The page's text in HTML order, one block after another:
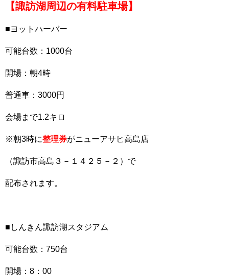
【諏訪湖周辺の有料駐車場】
■ヨットハーバー
可能台数：1000台
開場：朝4時
普通車：3000円
会場まで1.2キロ
※朝3時に整理券がニューアサヒ高島店
（諏訪市高島３－１４２５－２）で
配布されます。
■しんきん諏訪湖スタジアム
可能台数：750台
開場：8：00